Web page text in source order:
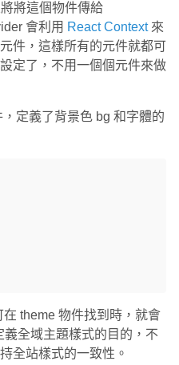
將這個物件傳給
會利用 React Context來
件，這樣所有的元件就都可
定了，不用一個個元件來做
定義了背景色 bg 和字體的
theme 物件找到時，就會
全域主題樣式的目的，不
全站樣式的一致性。